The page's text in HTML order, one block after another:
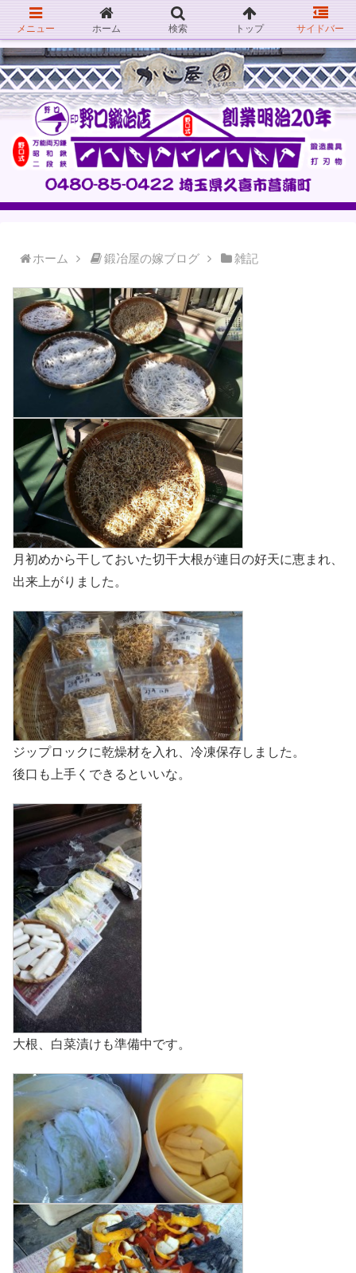
ホーム 鍛冶屋の嫁ブログ 雑記
月初めから干しておいた切干大根が連日の好天に恵まれ、
出来上がりました。
ジップロックに乾燥材を入れ、冷凍保存しました。
後口も上手くできるといいな。
大根、白菜漬けも準備中です。
メニュー ホーム 検索 トップ サイドバー